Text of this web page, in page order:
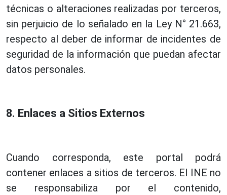
técnicas o alteraciones realizadas por terceros,
sin perjuicio de lo señalado en la Ley N° 21.663,
respecto al deber de informar de incidentes de
seguridad de la información que puedan afectar
datos personales.
8. Enlaces a Sitios Externos
Cuando corresponda, este portal podrá
contener enlaces a sitios de terceros. El INE no
se responsabiliza por el contenido,